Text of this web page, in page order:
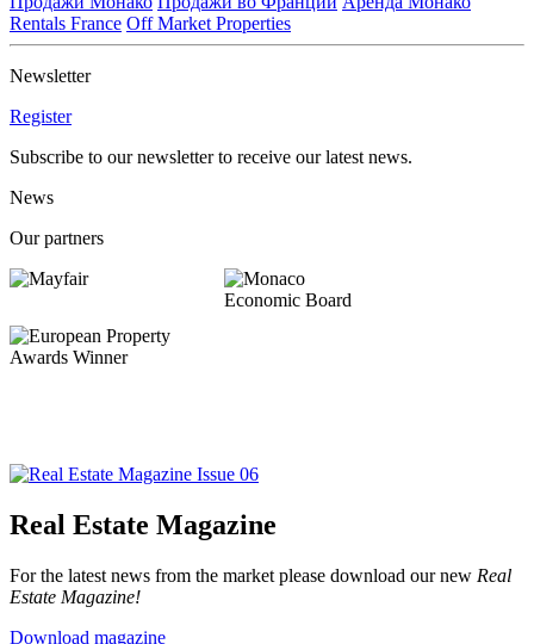
Rentals France Off Market Properties
Newsletter
Register
Subscribe to our newsletter to receive our latest news.
News
Our partners
Real Estate Magazine
For the latest news from the market please download our new Real
Estate Magazine!
Download magazine